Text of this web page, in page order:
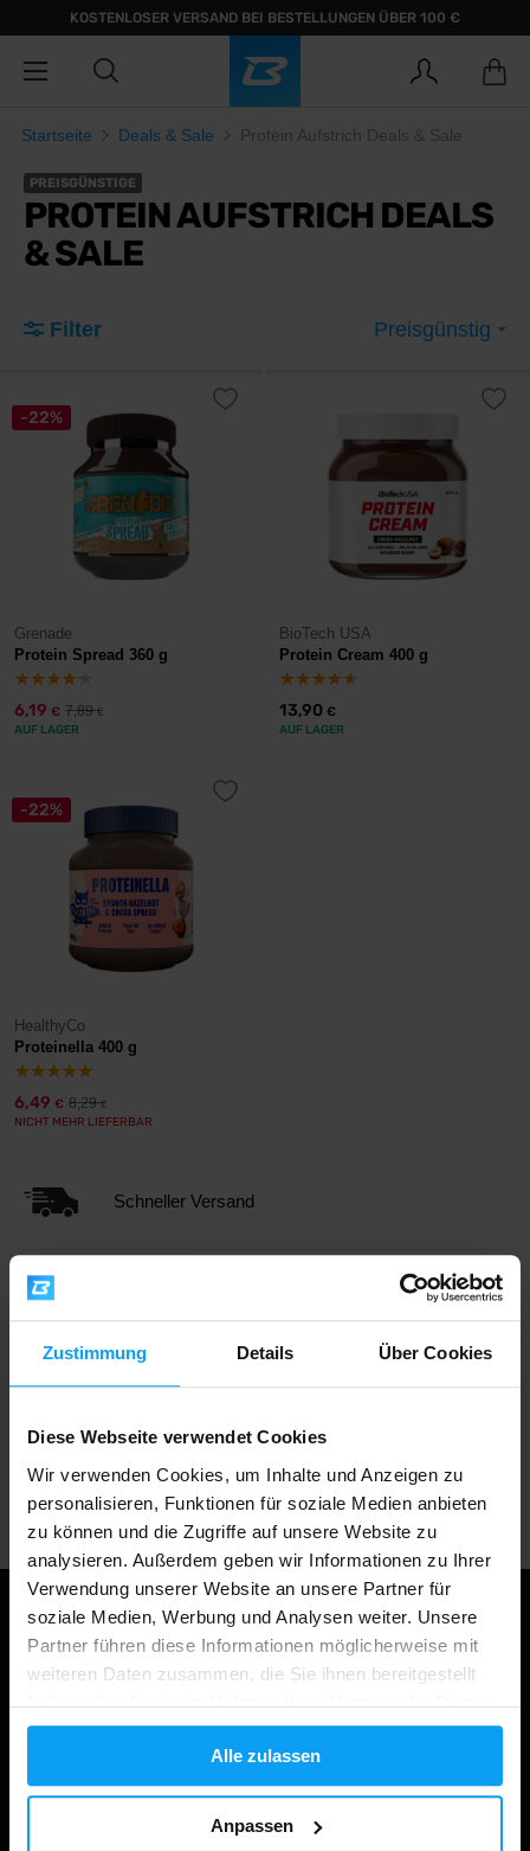
Zustimmung Details Über Cookies
Diese Webseite verwendet Cookies
Wir verwenden Cookies, um Inhalte und Anzeigen zu
personalisieren, Funktionen für soziale Medien anbieten
zu können und die Zugriffe auf unsere Website zu
analysieren. Außerdem geben wir Informationen zu Ihrer
Verwendung unserer Website an unsere Partner für
soziale Medien, Werbung und Analysen weiter. Unsere
Partner führen diese Informationen möglicherweise mit
weiteren Daten zusammen, die Sie ihnen bereitgestellt
haben oder die sie im Rahmen Ihrer Nutzung der Dienste
gesammelt haben.
Alle zulassen
Anpassen
KOSTENLOSER VERSAND BEI BESTELLUNGEN ÜBER 100 €
Startseite Deals & Sale Protein Aufstrich Deals & Sale
PREISGÜNSTIGE
PROTEIN AUFSTRICH DEALS
& SALE
Filter Preisgünstig
-22%
Grenade
Protein Spread 360 g
6,19 € 7,89€
AUF LAGER
BioTech USA
Protein Cream 400 g
13,90 €
AUF LAGER
-22%
HealthyCo
Proteinella 400 g
6,49 € 8,29€
NICHT MEHR LIEFERBAR
Schneller Versand
1.000.000+ Kunden
Professionelle Kundenbetreuung